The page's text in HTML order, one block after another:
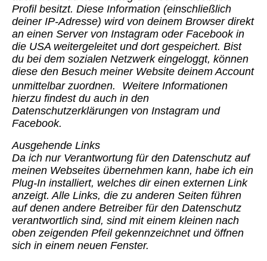
Profil besitzt. Diese Information (einschließlich
deiner IP-Adresse) wird von deinem Browser direkt
an einen Server von Instagram oder Facebook in
die USA weitergeleitet und dort gespeichert. Bist
du bei dem sozialen Netzwerk eingeloggt, können
diese den Besuch meiner Website deinem Account
unmittelbar zuordnen. Weitere Informationen
hierzu findest du auch in den
Datenschutzerklärungen von Instagram und
Facebook.
Ausgehende Links
Da ich nur Verantwortung für den Datenschutz auf
meinen Webseites übernehmen kann, habe ich ein
Plug-In installiert, welches dir einen externen Link
anzeigt. Alle Links, die zu anderen Seiten führen
auf denen andere Betreiber für den Datenschutz
verantwortlich sind, sind mit einem kleinen nach
oben zeigenden Pfeil gekennzeichnet und öffnen
sich in einem neuen Fenster.